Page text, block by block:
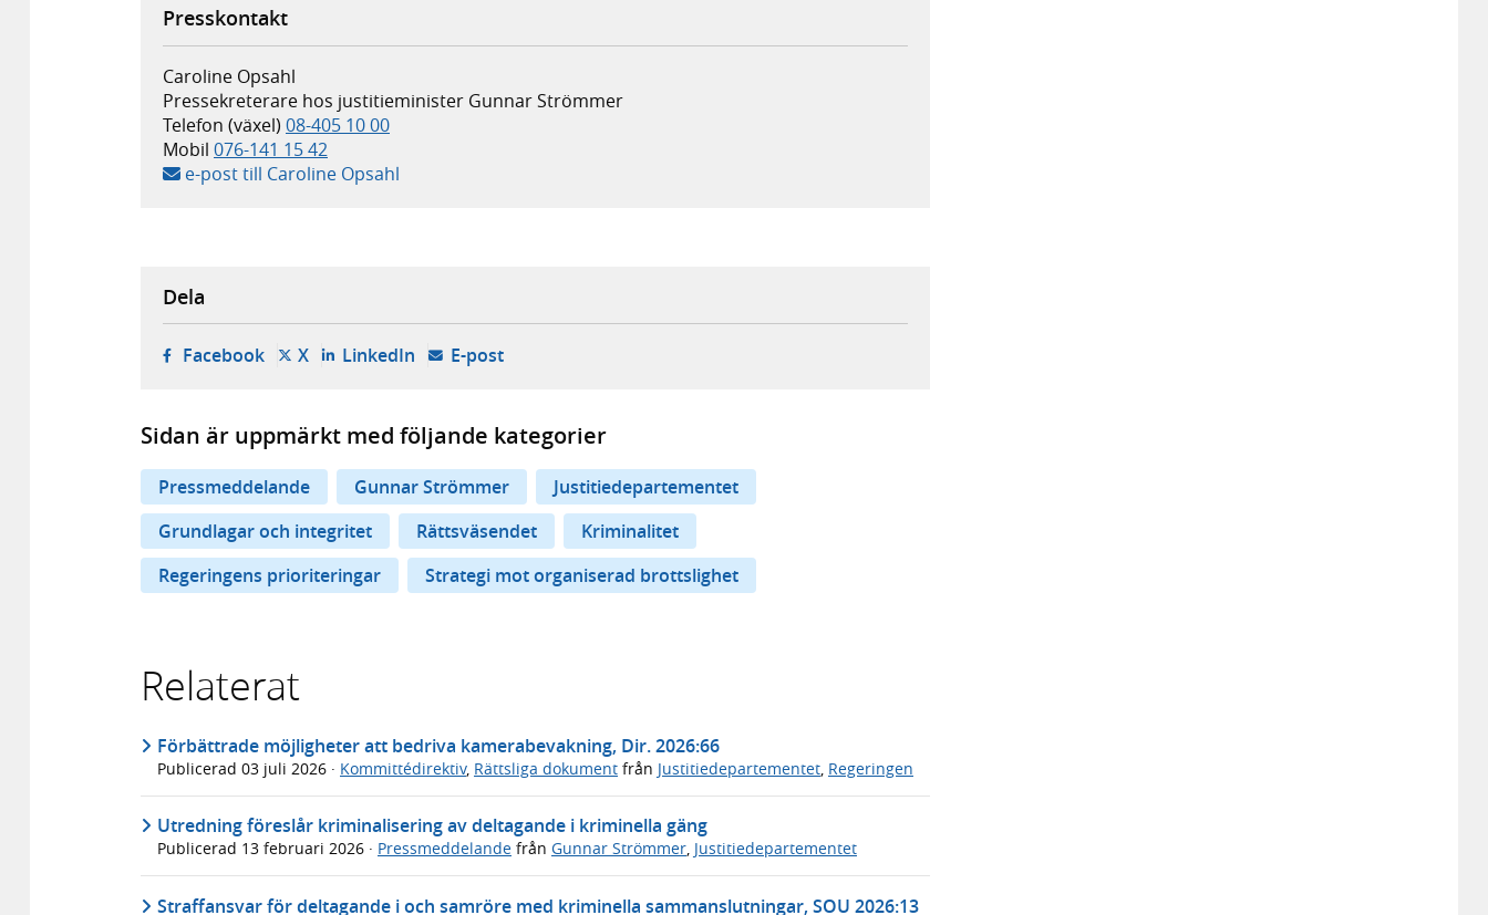
Presskontakt
Caroline Opsahl
Pressekreterare hos justitieminister Gunnar Strömmer
Telefon (växel) 08-405 10 00
Mobil 076-141 15 42
e-post till Caroline Opsahl
Dela
Facebook- öppnas i ny flik, extern webbplats,
X- öppnas i ny flik, extern webbplats,
LinkedIn- öppnas i ny flik, extern webbplats,
E-post- öppnar din e-postklient,
Sidan är uppmärkt med följande kategorier
Pressmeddelande Gunnar Strömmer
Justitiedepartementet
Grundlagar och integritet
Rättsväsendet
Kriminalitet
Regeringens prioriteringar
Strategi mot organiserad brottslighet
Relaterat
Förbättrade möjligheter att bedriva kamerabevakning, Dir. 2026:66
Publicerad 03 juli 2026 · Kommittédirektiv, Rättsliga dokument från Justitiedepartementet Regeringen
Utredning föreslår kriminalisering av deltagande i kriminella gäng
Publicerad 13 februari 2026 · Pressmeddelande från Gunnar Strömmer, Justitiedepartementet
Straffansvar för deltagande i och samröre med kriminella sammanslutningar, SOU 2026:13